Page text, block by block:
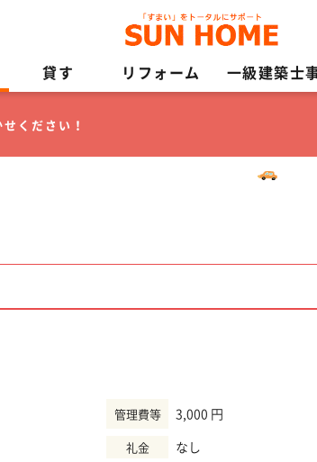
貸す リフォーム 一級建築士
ください！
管理費等 3,000 円
礼金 なし